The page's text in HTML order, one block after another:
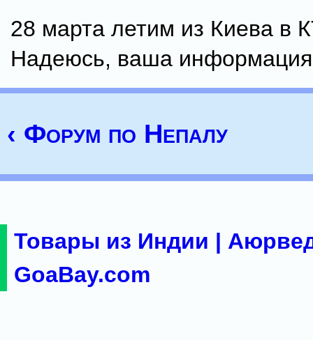
28 марта летим из Киева в
Надеюсь, ваша
‹ Форум по Непалу
Товары из Индии |
GoaBay.com